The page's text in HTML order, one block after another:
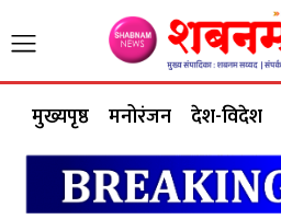
मुख्यपृष्ठ मनोरंजन देश-विदेश